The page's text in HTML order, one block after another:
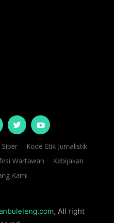
Kode Etik Jurnalistik
Wartawan
Kebijakan
Kami
, All right